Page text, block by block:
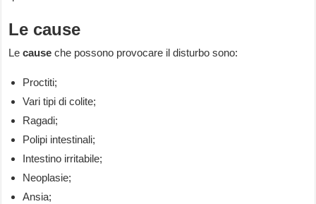
Le cause
Lecause che possono provocare il disturbo sono:
Proctiti;
Vari tipi di colite;
Ragadi;
Polipi intestinali;
Intestino irritabile;
Neoplasie;
Ansia;